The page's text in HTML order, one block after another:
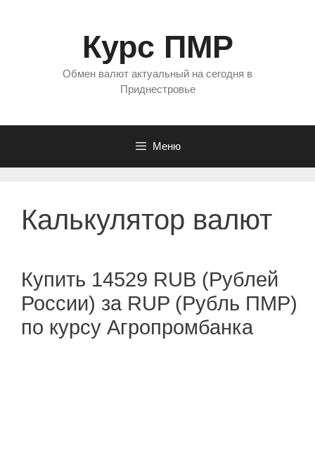
Курс ПМР
Обмен валют актуальный на сегодня в
Приднестровье
Меню
Калькулятор валют
Купить 14529 RUB (Рублей
России) за RUP (Рубль ПМР)
по курсу Агропромбанка